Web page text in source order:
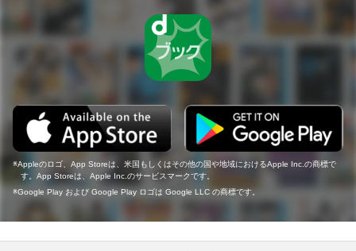
Appleのロゴ、App Storeは、米国もしくはその他の国や地域におけるApple Inc.の商標で
す。App Storeは、Apple Inc.のサービスマークです。
Google Play および Google Play ロゴは Google LLC の商標です。